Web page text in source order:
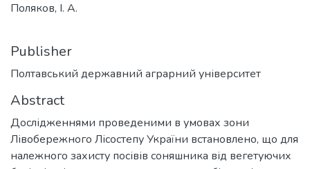
Поляков, І. А.
Publisher
Полтавський державний аграрний університет
Abstract
Дослідженнями проведеними в умовах зони
Лівобережного Лісостепу України встановлено, що для
належного захисту посівів соняшника від вегетуючих